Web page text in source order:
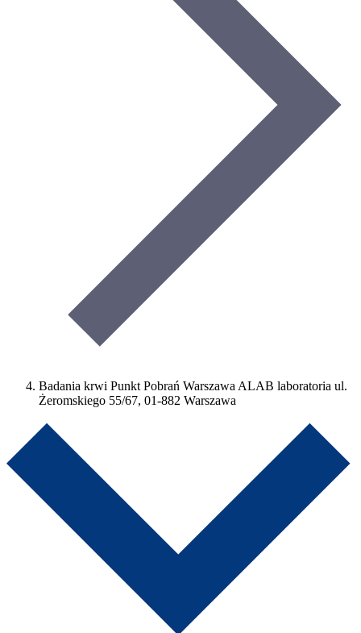
Badania krwi Punkt Pobrań Warszawa ALAB laboratoria ul.
Żeromskiego 55/67, 01-882 Warszawa